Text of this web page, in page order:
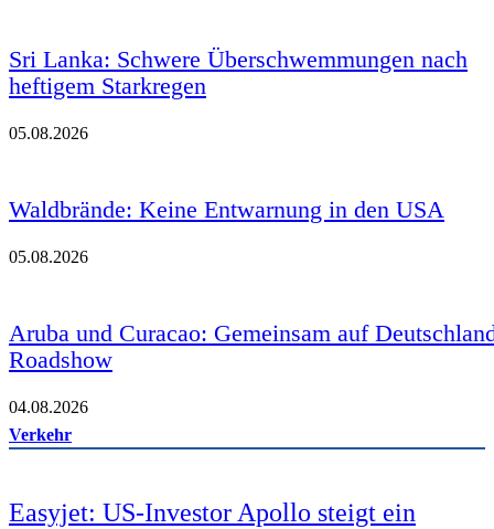
Sri Lanka: Schwere Überschwemmungen nach
heftigem Starkregen
05.08.2026
Waldbrände: Keine Entwarnung in den USA
05.08.2026
Aruba und Curacao: Gemeinsam auf
Roadshow
04.08.2026
Verkehr
Easyjet: US-Investor Apollo steigt ein